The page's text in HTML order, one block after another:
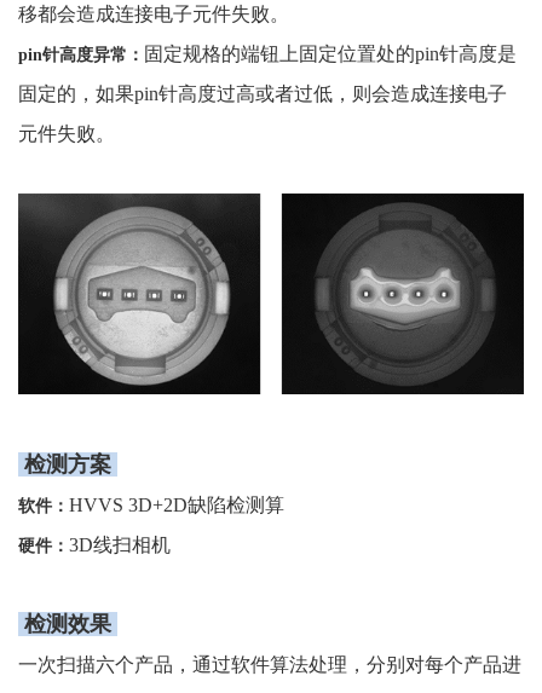
移都会造成连接电子元件失败。
pin针高度异常： 固定规格的端钮上固定位置处的pin针高度是
固定的，如果pin针高度过高或者过低，则会造成连接电子
元件失败。
检测方案
软件： HVVS 3D+2D缺陷检测算
硬件： 3D线扫相机
检测效果
一次扫描六个产品，通过软件算法处理，分别对每个产品进